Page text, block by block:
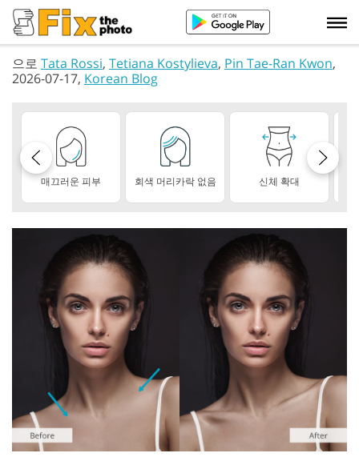
으로 Tata Rossi, Tetiana Kostylieva, Pin Tae-Ran Kwon,
2026-07-17, Korean Blog
매끄러운 피부 회색 머리카락 없음 신체 확대